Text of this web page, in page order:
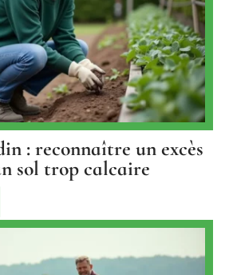
: reconnaître un excès
sol trop calcaire